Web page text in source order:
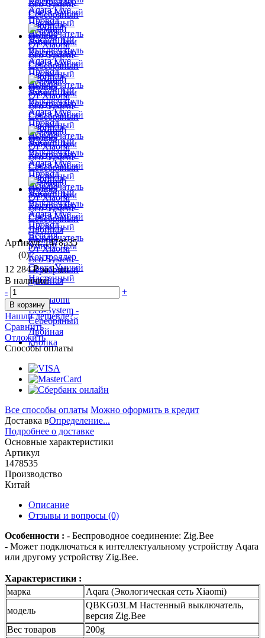
Артикул: 1478535
(0)
12 284 ₽за 1 шт
В наличии
-
+
В корзину
Нашли дешевле?
Сравнить
Отложить
Способы оплаты
Все способы оплаты Можно оформить в кредит
Доставка вОпределение...
Подробнее о доставке
Основные характеристики
Артикул
1478535
Производство
Китай
Описание
Отзывы и вопросы (0)
Особенности : - Беспроводное соединение: Zig.Bee
- Может подключаться к интеллектуальному устройству Aqara
или другому устройству Zig.Bee.
Характеристики :
марка
Aqara (Экологическая сеть Xiaomi)
модель
QBKG03LM Настенный выключатель,
версия Zig.Bee
Вес товаров
200g